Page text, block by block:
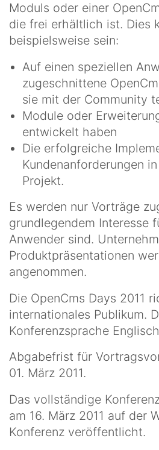
Moduls oder einer
die frei erhältlich ist. Dies
beispielsweise sein:
Auf einen speziellen
zugeschnittene
sie mit der Community
Module oder
entwickelt haben
Die erfolgreiche
Kundenanforderungen
Projekt.
Es werden nur Vorträge
grundlegendem Interesse
Anwender sind.
Produktpräsentationen
angenommen.
Die OpenCms Days 2011
internationales Publikum.
Konferenzsprache
Abgabefrist für
01. März 2011.
Das vollständige
am 16. März 2011 auf der
Konferenz veröffentlicht.